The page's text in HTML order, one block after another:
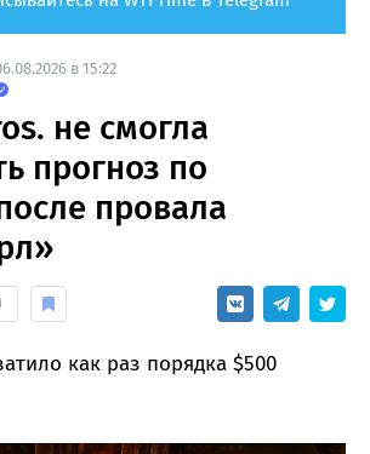
в 15:22
не смогла
прогноз по
провала
как раз порядка $500